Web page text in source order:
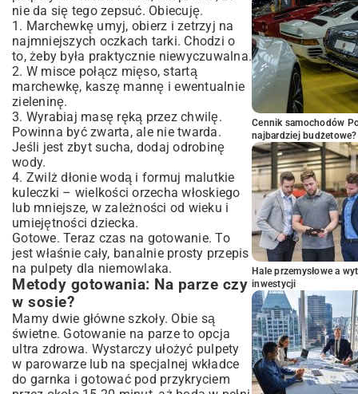
nie da się tego zepsuć. Obiecuję.
1. Marchewkę umyj, obierz i zetrzyj na
najmniejszych oczkach tarki. Chodzi o
to, żeby była praktycznie niewyczuwalna.
2. W misce połącz mięso, startą
marchewkę, kaszę mannę i ewentualnie
zieleninę.
3. Wyrabiaj masę ręką przez chwilę.
Powinna być zwarta, ale nie twarda.
Jeśli jest zbyt sucha, dodaj odrobinę
wody.
4. Zwilż dłonie wodą i formuj malutkie
kuleczki – wielkości orzecha włoskiego
lub mniejsze, w zależności od wieku i
umiejętności dziecka.
Gotowe. Teraz czas na gotowanie. To
jest właśnie cały, banalnie prosty przepis
na pulpety dla niemowlaka.
Metody gotowania: Na parze czy
w sosie?
Mamy dwie główne szkoły. Obie są
świetne. Gotowanie na parze to opcja
ultra zdrowa. Wystarczy ułożyć pulpety
w parowarze lub na specjalnej wkładce
do garnka i gotować pod przykryciem
Cennik samochodów
najbardziej budżetowe?
Hale przemysłowe a
inwestycji